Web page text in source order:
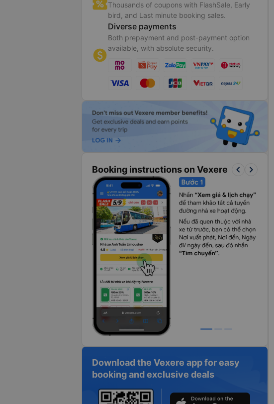
Thousands of coupons with FlashSale, Early
bird, and Last minute booking sales.
Diverse payments
Both prepayment and post-payment option
available, with absolute security.
Booking instructions on Vexere keyboard_arrow_left keyboard_arrow_right
Download the Vexere app for easy
booking and exclusive deals